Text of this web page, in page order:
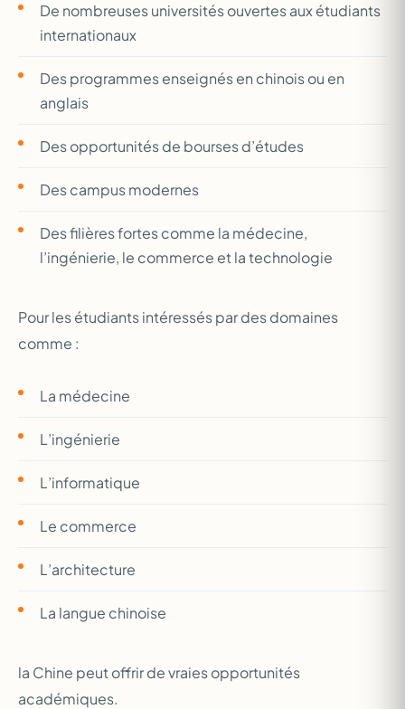
De nombreuses universités ouvertes aux étudiants
internationaux
Des programmes enseignés en chinois ou en
anglais
Des opportunités de bourses d’études
Des campus modernes
Des filières fortes comme la médecine,
l’ingénierie, le commerce et la technologie
Pour les étudiants intéressés par des domaines
comme :
La médecine
L’ingénierie
L’informatique
Le commerce
L’architecture
La langue chinoise
la Chine peut offrir de vraies opportunités
académiques.